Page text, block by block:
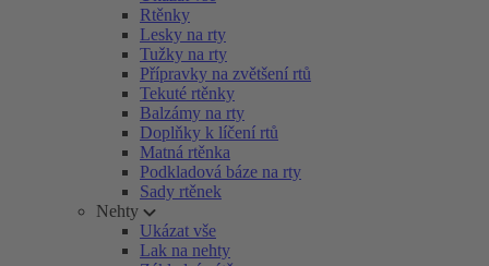
Rtěnky
Lesky na rty
Tužky na rty
Přípravky na zvětšení rtů
Tekuté rtěnky
Balzámy na rty
Doplňky k líčení rtů
Matná rtěnka
Podkladová báze na rty
Sady rtěnek
Nehty
Ukázat vše
Lak na nehty